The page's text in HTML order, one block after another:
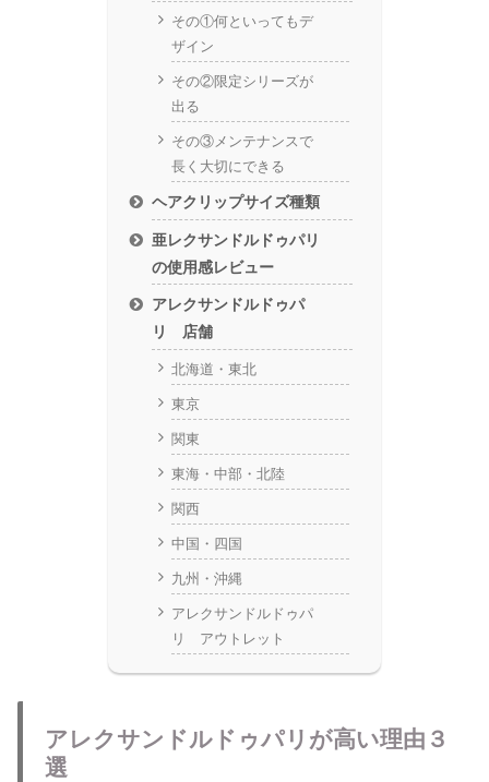
その①何といってもデ
ザイン
その②限定シリーズが
出る
その③メンテナンスで
長く大切にできる
ヘアクリップサイズ種類
亜レクサンドルドゥパリ
の使用感レビュー
アレクサンドルドゥパ
リ 店舗
北海道・東北
東京
関東
東海・中部・北陸
関西
中国・四国
九州・沖縄
アレクサンドルドゥパ
リ アウトレット
アレクサンドルドゥパリが高い理由３
選